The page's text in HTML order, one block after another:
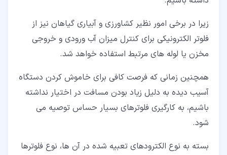
زیرا در برخی امور نظیر کشاورزی و آبیاری گیاهان نیز از
فلوتر الکترونیکی برای کنترل میزان آب ورودی و خروجی
مخزن یا لوله های مرتبط استفاده خواهد شد.
همچنین زمانی که فرصت کافی برای خاموش کردن دستگاه
آسیب دیده به دلیل زیاد بودن مسافت در اختیار نداشته
باشیم، به کارگیری فلوترهای بسیار حساس توصیه می
شود.
بسته به نوع الکترودهای تعبیه شده در آن ها، نوع فلوترها